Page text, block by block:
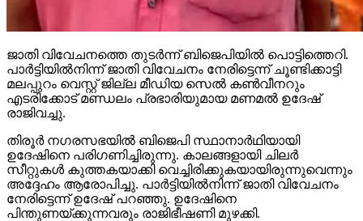
ജാതി വിവേചനത്തെ തുടര്‍ന്ന് ബിജെപിയില്‍ പൊട്ടിത്തെറി.
പാര്‍ട്ടിയില്‍നിന്ന് ജാതി വിവേചനം നേരിട്ടെന്ന് ചൂണ്ടിക്കാട്ടി
മലപ്പുറം വെസ്റ്റ് ജില്ല മീഡിയ സെല്‍ കണ്‍വീനറും
എടരിക്കോട് മണ്ഡലം പ്രഭാരിയുമായ മണമല്‍ ഉദേഷ്
രാജിവച്ചു.
തിരൂര്‍ നഗരസഭയില്‍ ബിജെപി സ്ഥാനാര്‍ഥിയായി
ഉദേഷിനെ പരിഗണിച്ചിരുന്നു. കാലങ്ങളായി ചിലര്‍
സീറ്റുകള്‍ കുത്തകയാക്കി വെച്ചിരിക്കുകയായിരുന്നുവെന്നും
അദ്ദേഹം ആരോപിച്ചു. പാര്‍ട്ടിയില്‍നിന്ന് ജാതി വിവേചനം
നേരിട്ടെന്ന് ഉദേഷ് പറഞ്ഞു. ഉദേഷിനെ
പിന്തുണയ്ക്കുന്നവരും രാജിഭീഷണി മുഴക്കി.